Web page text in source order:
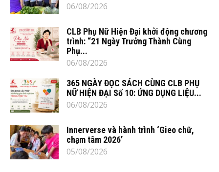
06/08/2026
CLB Phụ Nữ Hiện Đại khởi động chương
trình: “21 Ngày Trưởng Thành Cùng
Phụ...
06/08/2026
365 NGÀY ĐỌC SÁCH CÙNG CLB PHỤ
NỮ HIỆN ĐẠI Số 10: ỨNG DỤNG LIỆU...
06/08/2026
Innerverse và hành trình ‘Gieo chữ,
chạm tâm 2026’
05/08/2026